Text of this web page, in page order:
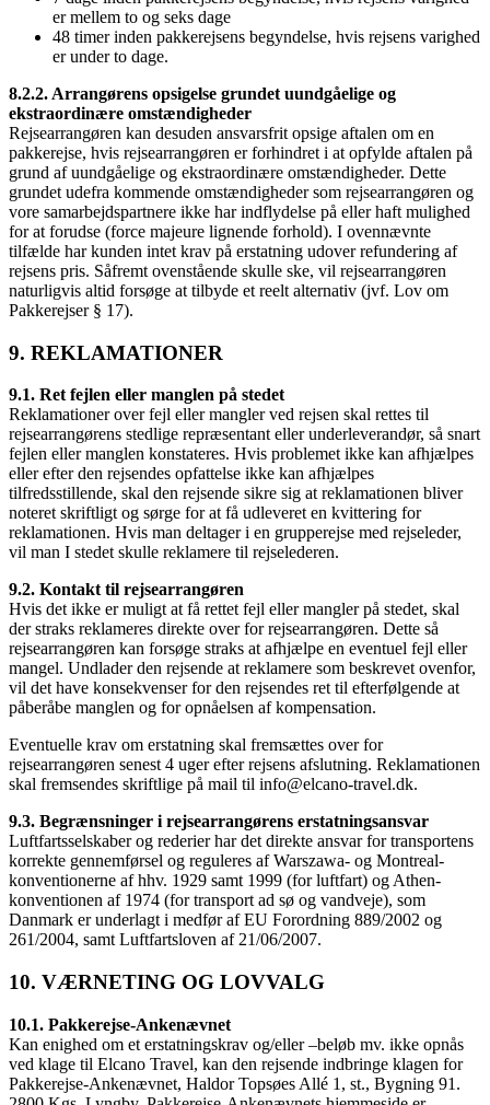
er mellem to og seks dage
48 timer inden pakkerejsens begyndelse, hvis rejsens varighed
er under to dage.
8.2.2. Arrangørens opsigelse grundet uundgåelige og
ekstraordinære omstændigheder
Rejsearrangøren kan desuden ansvarsfrit opsige aftalen om en
pakkerejse, hvis rejsearrangøren er forhindret i at opfylde aftalen på
grund af uundgåelige og ekstraordinære omstændigheder. Dette
grundet udefra kommende omstændigheder som rejsearrangøren og
vore samarbejdspartnere ikke har indflydelse på eller haft mulighed
for at forudse (force majeure lignende forhold). I ovennævnte
tilfælde har kunden intet krav på erstatning udover refundering af
rejsens pris. Såfremt ovenstående skulle ske, vil rejsearrangøren
naturligvis altid forsøge at tilbyde et reelt alternativ (jvf. Lov om
Pakkerejser § 17).
9. REKLAMATIONER
9.1. Ret fejlen eller manglen på stedet
Reklamationer over fejl eller mangler ved rejsen skal rettes til
rejsearrangørens stedlige repræsentant eller underleverandør, så snart
fejlen eller manglen konstateres. Hvis problemet ikke kan afhjælpes
eller efter den rejsendes opfattelse ikke kan afhjælpes
tilfredsstillende, skal den rejsende sikre sig at reklamationen bliver
noteret skriftligt og sørge for at få udleveret en kvittering for
reklamationen. Hvis man deltager i en grupperejse med rejseleder,
vil man I stedet skulle reklamere til rejselederen.
9.2. Kontakt til rejsearrangøren
Hvis det ikke er muligt at få rettet fejl eller mangler på stedet, skal
der straks reklameres direkte over for rejsearrangøren. Dette så
rejsearrangøren kan forsøge straks at afhjælpe en eventuel fejl eller
mangel. Undlader den rejsende at reklamere som beskrevet ovenfor,
vil det have konsekvenser for den rejsendes ret til efterfølgende at
påberåbe manglen og for opnåelsen af kompensation.
Eventuelle krav om erstatning skal fremsættes over for
rejsearrangøren senest 4 uger efter rejsens afslutning. Reklamationen
skal fremsendes skriftlige på mail til info@elcano-travel.dk.
9.3. Begrænsninger i rejsearrangørens erstatningsansvar
Luftfartsselskaber og rederier har det direkte ansvar for transportens
korrekte gennemførsel og reguleres af Warszawa- og Montreal-
konventionerne af hhv. 1929 samt 1999 (for luftfart) og Athen-
konventionen af 1974 (for transport ad sø og vandveje), som
Danmark er underlagt i medfør af EU Forordning 889/2002 og
261/2004, samt Luftfartsloven af 21/06/2007.
10. VÆRNETING OG LOVVALG
10.1. Pakkerejse-Ankenævnet
Kan enighed om et erstatningskrav og/eller –beløb mv. ikke opnås
ved klage til Elcano Travel, kan den rejsende indbringe klagen for
Pakkerejse-Ankenævnet, Haldor Topsøes Allé 1, st., Bygning 91.